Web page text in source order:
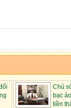
Chủ
bạc
tiền